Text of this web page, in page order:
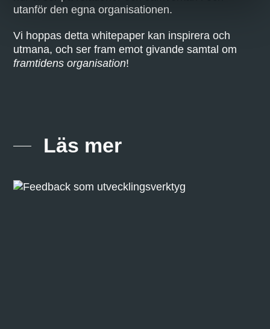
utanför den egna organisationen.
Vi hoppas detta whitepaper kan inspirera och
utmana, och ser fram emot givande samtal om
framtidens organisation!
Läs mer